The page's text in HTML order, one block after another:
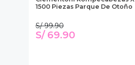
1500 Piezas Parque De Otoño
S/ 99.90
S/ 69.90